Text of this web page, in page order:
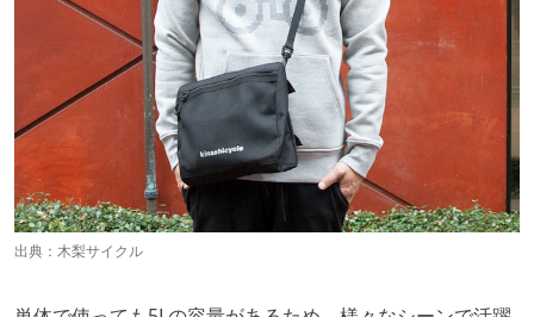
出典： 木梨サイクル